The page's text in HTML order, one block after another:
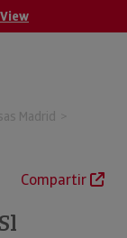
Madrid
Compartir